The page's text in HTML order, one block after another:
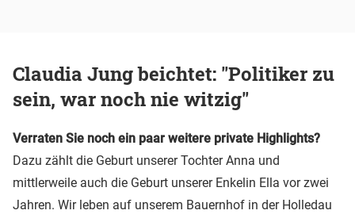
Claudia Jung beichtet: "Politiker zu
sein, war noch nie witzig"
Verraten Sie noch ein paar weitere private Highlights?
Dazu zählt die Geburt unserer Tochter Anna und
mittlerweile auch die Geburt unserer Enkelin Ella vor zwei
Jahren. Wir leben auf unserem Bauernhof in der Holledau